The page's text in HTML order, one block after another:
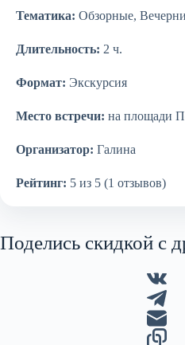
Тематика: Обзорные,
Длительность: 2 ч.
Формат: Экскурсия
Место встречи: на площади
Организатор: Галина
Рейтинг: 5 из 5 (1 отзывов)
Поделись скидкой с